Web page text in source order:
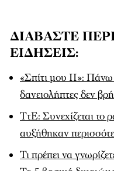
ΔΙΑΒΑΣΤΕ
ΕΙΔΗΣΕΙΣ:
«Σπίτι μου ΙΙ»:
δανειολήπτες δεν
ΤτΕ: Συνεχίζεται το
αυξήθηκαν
Τι πρέπει να